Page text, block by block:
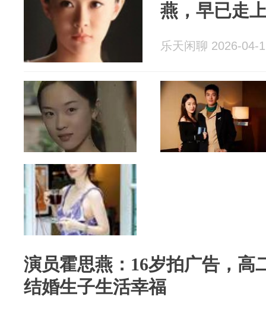
燕，早已走
乐天闲聊 2026-04-
演员霍思燕：16岁拍广告，高
结婚生子生活幸福